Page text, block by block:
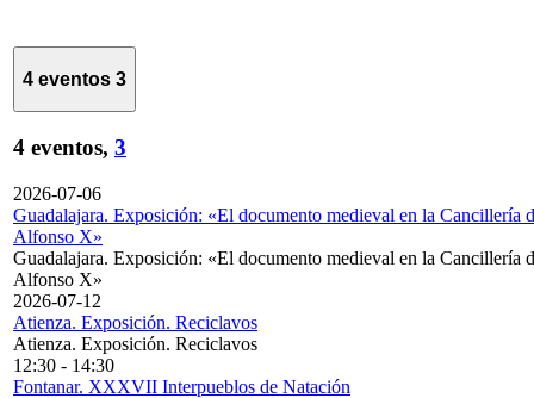
4 eventos 3
4 eventos, 3
2026-07-06
Guadalajara. Exposición: «El documento medieval en la Cancillería
Alfonso X»
Guadalajara. Exposición: «El documento medieval en la Cancillería
Alfonso X»
2026-07-12
Atienza. Exposición. Reciclavos
Atienza. Exposición. Reciclavos
12:30 - 14:30
Fontanar. XXXVII Interpueblos de Natación